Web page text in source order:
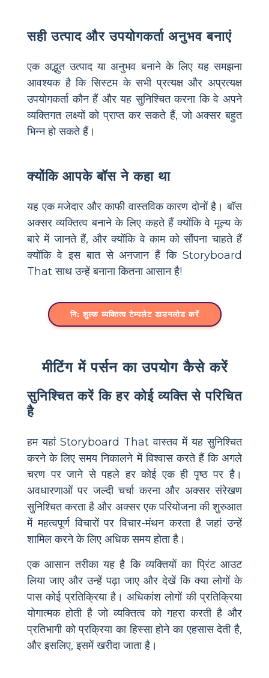
सही उत्पाद और उपयोगकर्ता अनुभव बनाएं
एक अद्भुत उत्पाद या अनुभव बनाने के लिए यह समझना
आवश्यक है कि सिस्टम के सभी प्रत्यक्ष और अप्रत्यक्ष
उपयोगकर्ता कौन हैं और यह सुनिश्चित करना कि वे अपने
व्यक्तिगत लक्ष्यों को प्राप्त कर सकते हैं, जो अक्सर बहुत
भिन्न हो सकते हैं।
क्योंकि आपके बॉस ने कहा था
यह एक मजेदार और काफी वास्तविक कारण दोनों है। बॉस
अक्सर व्यक्तित्व बनाने के लिए कहते हैं क्योंकि वे मूल्य के
बारे में जानते हैं, और क्योंकि वे काम को सौंपना चाहते हैं
क्योंकि वे इस बात से अनजान हैं कि Storyboard
That साथ उन्हें बनाना कितना आसान है!
नि: शुल्क व्यक्तित्व टेम्पलेट डाउनलोड करें
मीटिंग में पर्सन का उपयोग कैसे करें
सुनिश्चित करें कि हर कोई व्यक्ति से परिचित
है
हम यहां Storyboard That वास्तव में यह सुनिश्चित
करने के लिए समय निकालने में विश्वास करते हैं कि अगले
चरण पर जाने से पहले हर कोई एक ही पृष्ठ पर है।
अवधारणाओं पर जल्दी चर्चा करना और अक्सर संरेखण
सुनिश्चित करता है और अक्सर एक परियोजना की शुरुआत
में महत्वपूर्ण विचारों पर विचार-मंथन करता है जहां उन्हें
शामिल करने के लिए अधिक समय होता है।
एक आसान तरीका यह है कि व्यक्तियों का प्रिंट आउट
लिया जाए और उन्हें पढ़ा जाए और देखें कि क्या लोगों के
पास कोई प्रतिक्रिया है। अधिकांश लोगों की प्रतिक्रिया
योगात्मक होती है जो व्यक्तित्व को गहरा करती है और
प्रतिभागी को प्रक्रिया का हिस्सा होने का एहसास देती है,
और इसलिए, इसमें खरीदा जाता है।